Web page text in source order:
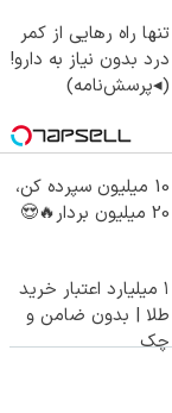
تنها راه رهایی از کمر
درد بدون نیاز به دارو!
(◂پرسش‌نامه)
10 میلیون سپرده کن،
20 میلیون بردار🔥😍
۱ میلیارد اعتبار خرید
طلا | بدون ضامن و
چک